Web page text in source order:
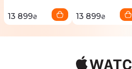
13 899₴ 13 899₴